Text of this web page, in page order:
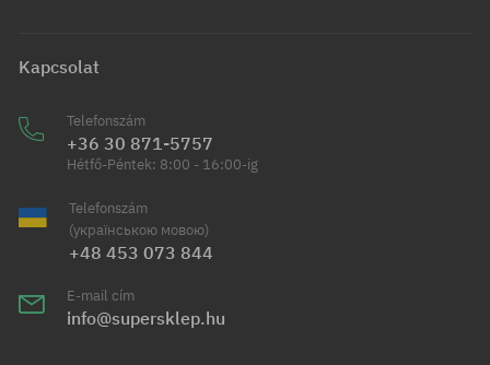
Kapcsolat
Telefonszám
+36 30 871-5757
Hétfő-Péntek: 8:00 - 16:00-ig
Telefonszám
(українською мовою)
+48 453 073 844
E-mail cím
info@supersklep.hu